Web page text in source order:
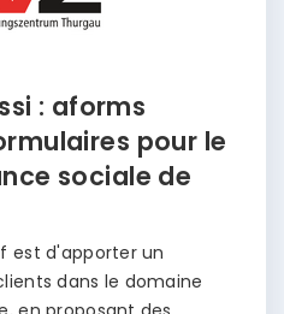
: aforms
pour le
sociale de
est d'apporter un
dans le domaine